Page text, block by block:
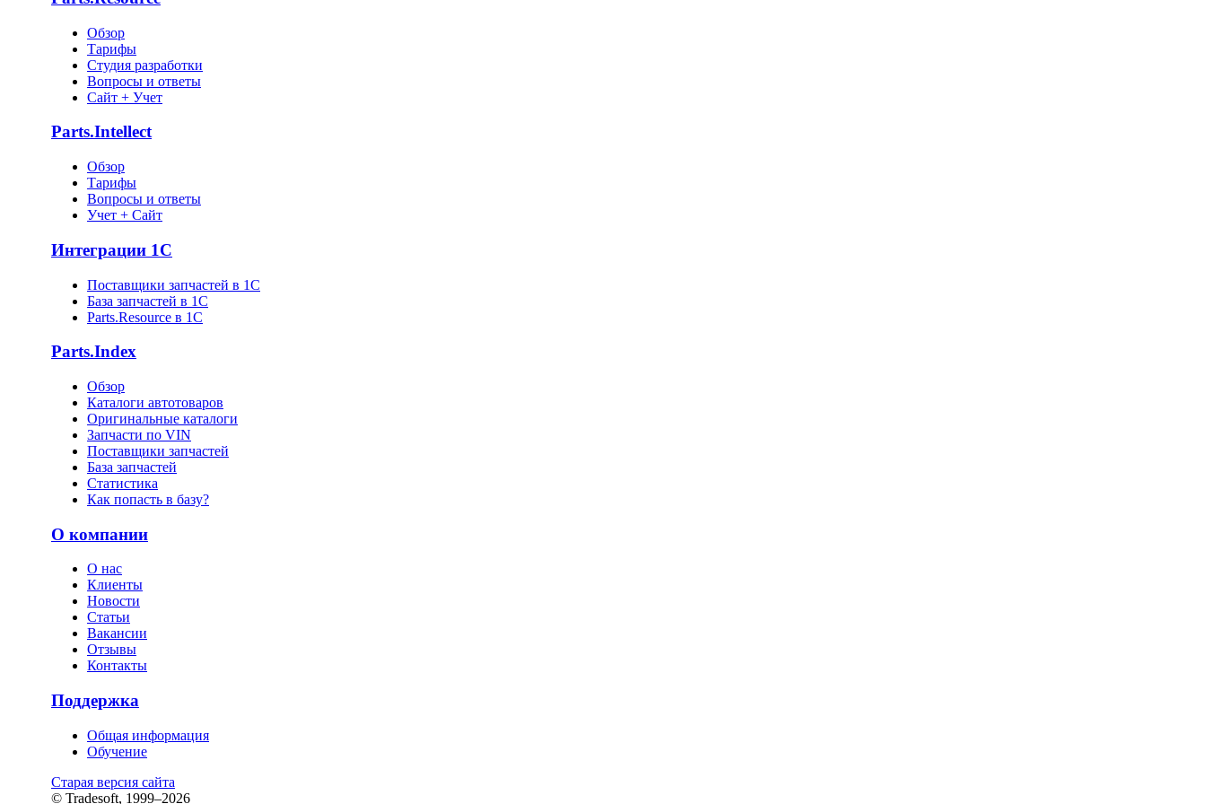
Обзор
Тарифы
Студия разработки
Вопросы и ответы
Сайт + Учет
Parts.Intellect
Обзор
Тарифы
Вопросы и ответы
Учет + Сайт
Интеграции 1С
Поставщики запчастей в 1C
База запчастей в 1С
Parts.Resource в 1C
Parts.Index
Обзор
Каталоги автотоваров
Оригинальные каталоги
Запчасти по VIN
Поставщики запчастей
База запчастей
Статистика
Как попасть в базу?
О компании
О нас
Клиенты
Новости
Статьи
Вакансии
Отзывы
Контакты
Поддержка
Общая информация
Обучение
Старая версия сайта
© Tradesoft, 1999–2026